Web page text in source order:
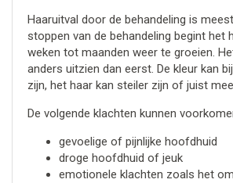
Haaruitval door de behandeling is
stoppen van de behandeling begint het
weken tot maanden weer te groeien.
anders uitzien dan eerst. De kleur kan
zijn, het haar kan steiler zijn of juist
De volgende klachten kunnen
gevoelige of pijnlijke hoofdhuid
droge hoofdhuid of jeuk
emotionele klachten zoals het